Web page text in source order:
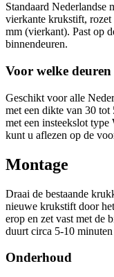
Standaard Nederlandse
vierkante krukstift,
mm (vierkant). Past op
binnendeuren.
Voor welke
Geschikt voor alle
met een dikte van 30
met een insteekslot
kunt u aflezen op de
Montage
Draai de bestaande
nieuwe krukstift door
erop en zet vast met de
duurt circa 5-10
Onderhoud